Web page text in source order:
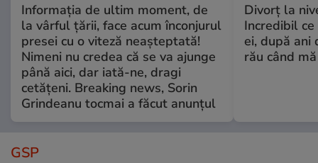
Informația de ultim moment, de
la vârful țării, face acum înconjurul
presei cu o viteză neașteptată!
Nimeni nu credea că se va ajunge
până aici, dar iată-ne, dragi
cetățeni. Breaking news, Sorin
Grindeanu tocmai a făcut anunțul
Divorț la
Incredibil
ei, după ani
rău când
GSP